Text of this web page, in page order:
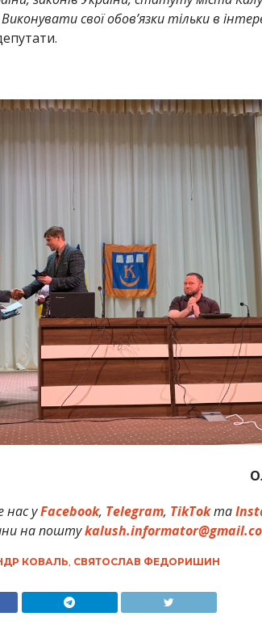
свої обов’язки тільки в
нас уFacebook, Telegram, TikTokта
на пошту
КОВАЛЬ СВЯТОСЛАВ ФЕДОРИШИН